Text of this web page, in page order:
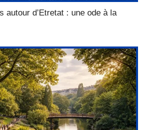
autour d’Etretat : une ode à la